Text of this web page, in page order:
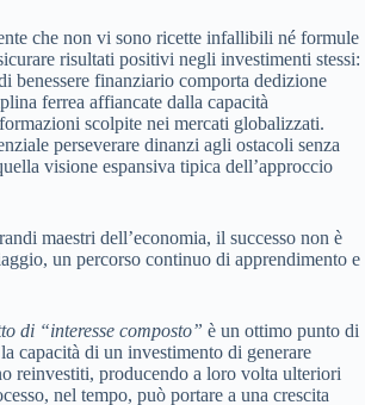
che non vi sono ricette infallibili né formule
risultati positivi negli investimenti stessi:
benessere finanziario comporta dedizione
ferrea affiancate dalla capacità
scolpite nei mercati globalizzati.
perseverare dinanzi agli ostacoli senza
visione espansiva tipica dell’approccio
maestri dell’economia, il successo non è
un percorso continuo di apprendimento e
di “interesse composto” è un ottimo punto di
capacità di un investimento di generare
reinvestiti, producendo a loro volta ulteriori
nel tempo, può portare a una crescita